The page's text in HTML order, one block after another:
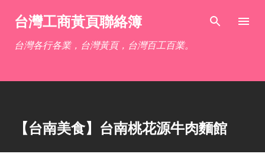
跳到主要內容
台灣工商黃頁聯絡簿
台灣各行各業，台灣黃頁，台灣百工百業。
【台南美食】台南桃花源牛肉麵館